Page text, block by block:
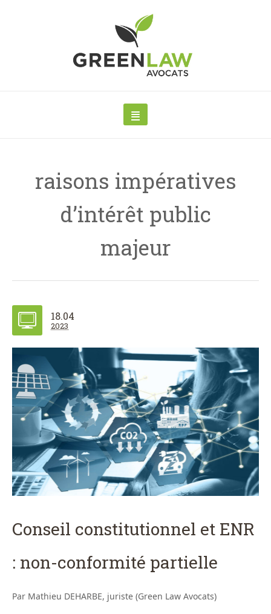
raisons impératives
d’intérêt public
majeur
18.04
2023
Conseil constitutionnel et ENR
: non-conformité partielle
Par Mathieu DEHARBE, juriste (Green Law Avocats)